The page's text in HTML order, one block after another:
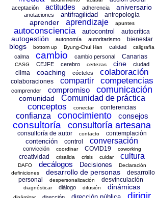
aceptación actitudes adherencia aniversario
anotaciones antifragilidad antropología
aprender aprendizaje apuntes
autoconsciencia autocontrol autocrítica
autogestión autonomía autoritarismo bienestar
blogs bottom up Byung-Chul Han calidad caligrafía
calma cambio cambio personal Canarias
CASG CEJFE cerebro certezas cine ciudad
clima coaching cócteles colaboración
colaboraciones compartir competencias
comprender compromiso comunicación
comunidad Comunidad de práctica
conceptos conectar conferencias
confianza conocimiento consejos
consultoría consultoría artesana
consultoría de autor contacto contemplación
contención control conversación
convicción coordinar COVID19 coworking
creatividad crisalida crisis cuidar cultura
DAFO decálogos Decisiones
Declaración
definiciones
desarrollo de personas
desarrollo
personal
despersonalización desvinculación
diagnósticar diálogo difusión dinámicas
dirigir